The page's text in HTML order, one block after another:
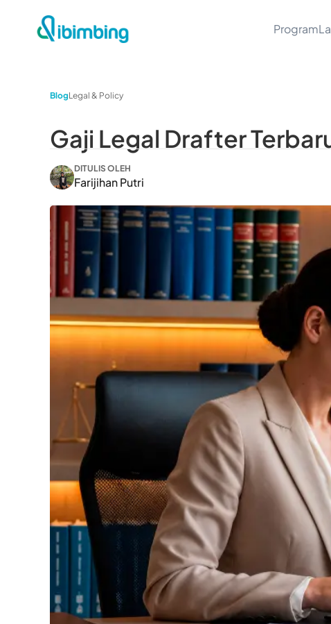
Program
BlogLegal & Policy
Gaji Legal Drafter
DITULIS OLEH
Farijihan Putri